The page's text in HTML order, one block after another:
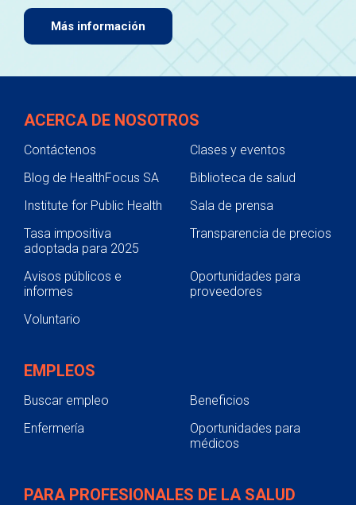
Más información
ACERCA DE NOSOTROS
Contáctenos
Clases y eventos
Blog de HealthFocus SA
Biblioteca de salud
Institute for Public Health
Sala de prensa
Tasa impositiva
adoptada para 2025
Transparencia de precios
Avisos públicos e
informes
Oportunidades para
proveedores
Voluntario
EMPLEOS
Buscar empleo
Beneficios
Enfermería
Oportunidades para
médicos
PARA PROFESIONALES DE LA SALUD